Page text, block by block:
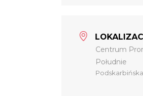
Centrum
Południe